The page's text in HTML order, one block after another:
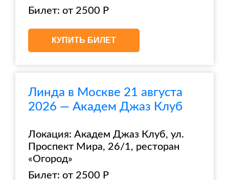
Билет: от 2500 Р
КУПИТЬ БИЛЕТ
Линда в Москве 21 августа
2026 — Академ Джаз Клуб
Локация: Академ Джаз Клуб, ул.
Проспект Мира, 26/1, ресторан
«Огород»
Билет: от 2500 Р